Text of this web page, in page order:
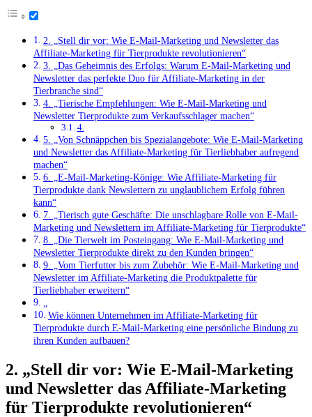
2. „Stell dir vor: Wie​ E-Mail-Marketing und Newsletter das
Affiliate-Marketing für Tierprodukte revolutionieren“
3. „Das Geheimnis des ⁤Erfolgs: Warum E-Mail-Marketing⁣ und
Newsletter das perfekte Duo ‍für ‌Affiliate-Marketing in der
Tierbranche sind“
4.⁢ „Tierische Empfehlungen:​ Wie ​E-Mail-Marketing und
Newsletter Tierprodukte zum Verkaufsschlager machen“
4.
5. „Von Schnäppchen bis Spezialangebote: Wie E-Mail-Marketing
und Newsletter das Affiliate-Marketing für Tierliebhaber aufregend
machen“
6. „E-Mail-Marketing-Könige: Wie Affiliate-Marketing für
Tierprodukte dank ‌Newslettern zu unglaublichem Erfolg führen
kann“
7. „Tierisch gute Geschäfte: Die unschlagbare Rolle von E-Mail-
Marketing und Newslettern im Affiliate-Marketing für Tierprodukte“
8. „Die Tierwelt im Posteingang: Wie E-Mail-Marketing und
Newsletter Tierprodukte direkt zu⁢ den Kunden‍ bringen“
9. „Vom Tierfutter bis ⁢zum Zubehör: Wie E-Mail-Marketing und
Newsletter im Affiliate-Marketing die Produktpalette‌ für
Tierliebhaber erweitern“
Wie ‌können Unternehmen im Affiliate-Marketing für
Tierprodukte durch E-Mail-Marketing eine persönliche Bindung zu
ihren ‌Kunden aufbauen?
2. „Stell dir vor: Wie​ E-Mail-Marketing
und Newsletter das Affiliate-Marketing
für Tierprodukte revolutionieren“